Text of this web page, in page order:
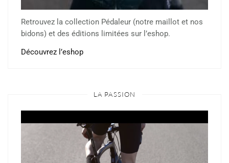
Retrouvez la collection Pédaleur (notre maillot et nos
bidons) et des éditions limitées sur l’eshop.
Découvrez l’eshop
LA PASSION